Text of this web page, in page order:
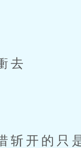
去
开的只